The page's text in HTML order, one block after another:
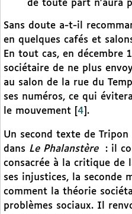
de toute part n’aura
Sans doute a-t-il
en quelques cafés et
En tout cas, en décembre
sociétaire de ne plus
au salon de la rue du
ses numéros, ce qui
le mouvement
4 .
Un second texte de
dans Le Phalanstère
: il
consacrée à la critique de
ses injustices, la seconde
comment la théorie
problèmes sociaux. Il